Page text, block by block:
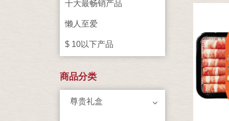
十大最畅销产品
懒人至爱
$ 10以下产品
商品分类
尊贵礼盒